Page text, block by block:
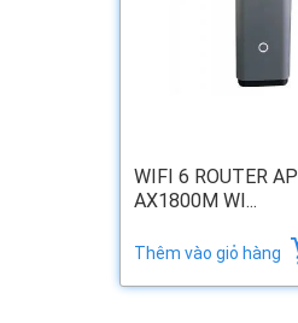
WIFI 6 ROUTER AP
AX1800M WI...
Thêm vào giỏ hàng